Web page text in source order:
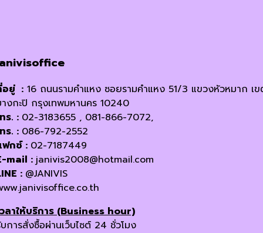
อยู่ : 16 ถนนรามคำแหง ซอยรามคำแหง 51/3 แขวงหัวหมาก เ
งกะปิ กรุงเทพมหานคร 10240
ร. : 02-3183655 , 081-866-7072,
ร. : 086-792-2552
กซ์ : 02-7187449
mail : janivis2008@hotmail.com
: @JANIVIS
ลาให้บริการ (Business hour)
การสั่งซื้อผ่านเว็บไซต์ 24 ชั่วโมง